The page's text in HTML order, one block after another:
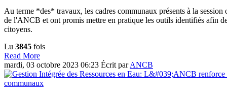
Au terme *des* travaux, les cadres communaux présents à la session
de l'ANCB et ont promis mettre en pratique les outils identifiés afin
citoyens.
Lu 3845 fois
Read More
mardi, 03 octobre 2023 06:23 Écrit parANCB